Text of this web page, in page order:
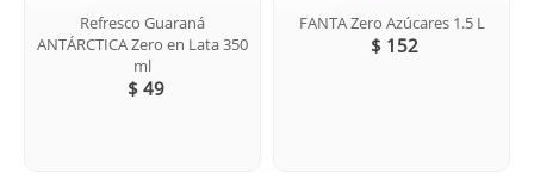
Refresco Guaraná
ANTÁRCTICA Zero en Lata 350
ml
$ 49
FANTA Zero Azúcares 1.5 L
$ 152